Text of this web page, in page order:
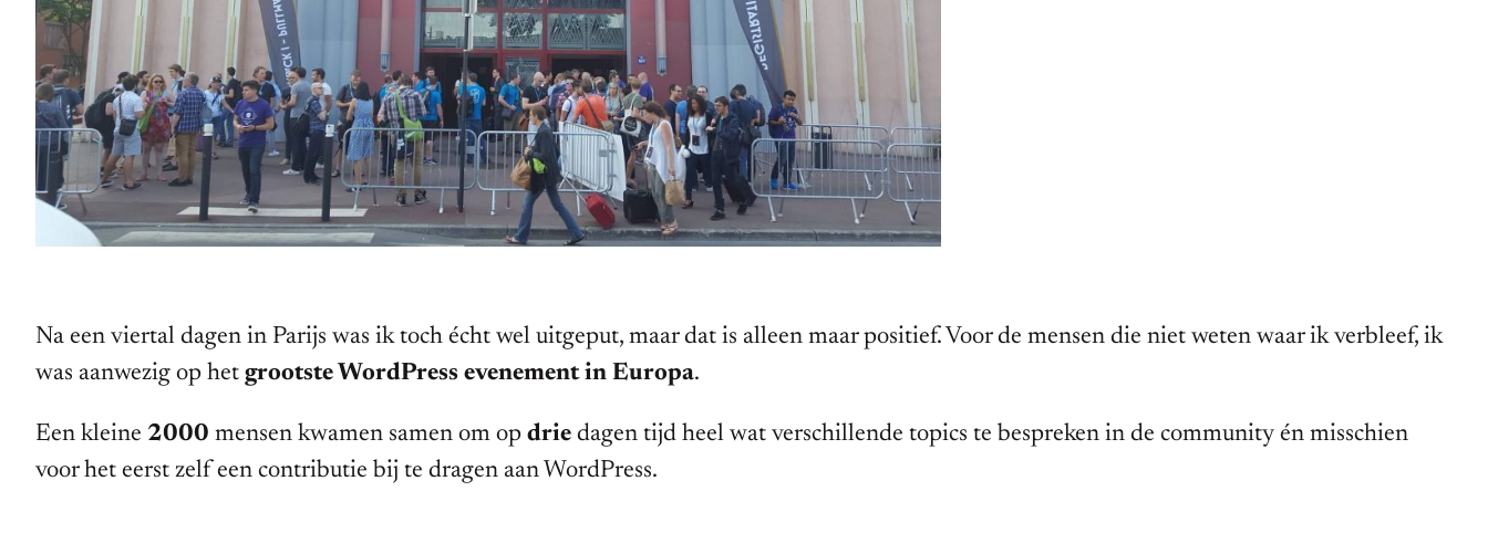
Na een viertal dagen in Parijs was ik toch écht wel uitgeput, maar dat is alleen maar positief. Voor de mensen die niet weten waar ik verbleef, ik
was aanwezig op het grootste WordPress evenement in Europa.
Een kleine 2000 mensen kwamen samen om op drie dagen tijd heel wat verschillende topics te bespreken in de community én misschien
voor het eerst zelf een contributie bij te dragen aan WordPress.